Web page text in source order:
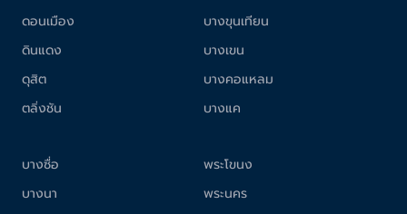
ดอนเมือง
ดินแดง
ดุสิต
ตลิ่งชัน
บางขุนเทียน
บางเขน
บางคอแหลม
บางแค
บางซื่อ
บางนา
พระโขนง
พระนคร